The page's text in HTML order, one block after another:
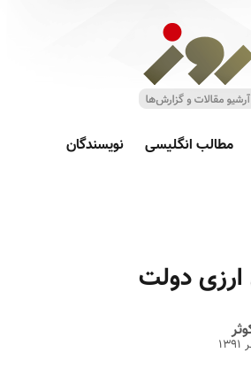
مطالب انگلیسی نویسندگان
دولت